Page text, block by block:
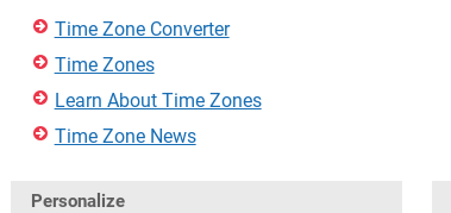
Time Zone Converter
Time Zones
Learn About Time Zones
Time Zone News
Personalize